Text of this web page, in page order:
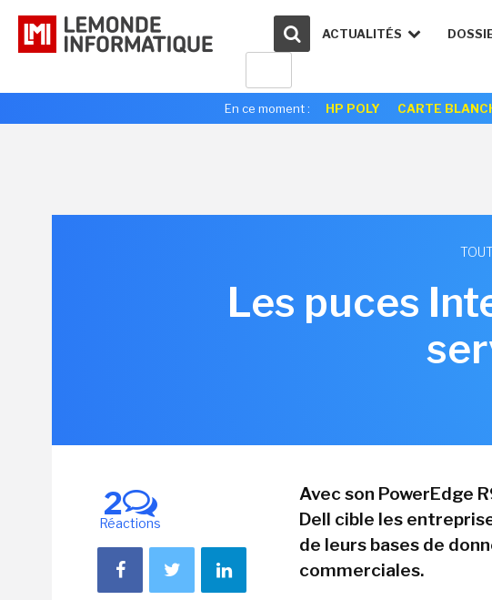
ACTUALITÉS
En ce moment : HP POLY CARTE
Les puces
2
Réactions
Avec son PowerEdge
Dell cible les
de leurs bases de
commerciales.